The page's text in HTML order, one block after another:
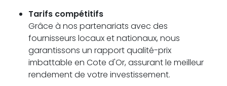
Tarifs compétitifs
Grâce à nos partenariats avec des
fournisseurs locaux et nationaux, nous
garantissons un rapport qualité-prix
imbattable en Cote d'Or, assurant le meilleur
rendement de votre investissement.